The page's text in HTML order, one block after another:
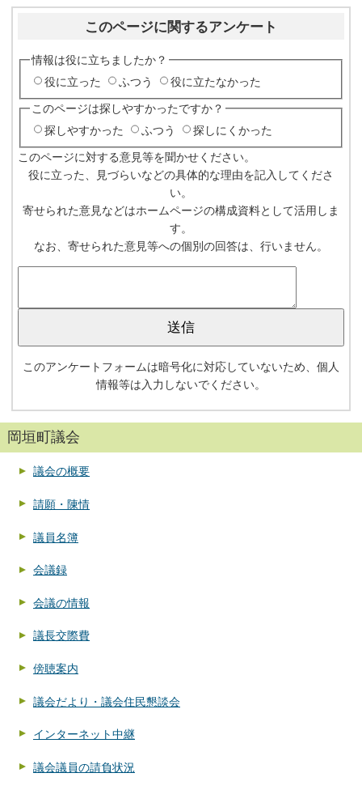
このページに関するアンケート
情報は役に立ちましたか？
役に立った
ふつう 役に立たなかった
このページは探しやすかったですか？
探しやすかった
ふつう 探しにくかった
このページに対する意見等を聞かせください。
役に立った、見づらいなどの具体的な理由を記入してくださ
い。
寄せられた意見などはホームページの構成資料として活用しま
す。
なお、寄せられた意見等への個別の回答は、行いません。
このアンケートフォームは暗号化に対応していないため、個人
情報等は入力しないでください。
岡垣町議会
議会の概要
請願・陳情
議員名簿
会議録
会議の情報
議長交際費
傍聴案内
議会だより・議会住民懇談会
インターネット中継
議会議員の請負状況